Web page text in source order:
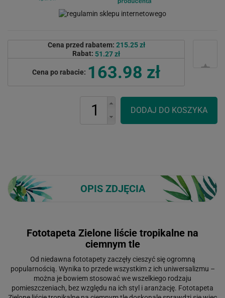
Cena przed rabatem: 215.25 zł
Rabat: 51.27 zł
Cena po rabacie: 163.98 zł
OPIS ZDJĘCIA
Fototapeta Zielone liście tropikalne na
ciemnym tle
Od niedawna fototapety zaczęły cieszyć się ogromną
popularnością. Wynika to przede wszystkim z ich uniwersalizmu –
można je bowiem stosować we wszelkiego rodzaju
pomieszczeniach, bez względu na ich styl i aranżację. Fototapeta